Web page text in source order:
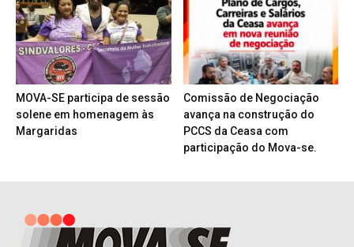
MOVA-SE participa de sessão
solene em homenagem às
Margaridas
Comissão de Negociação
avança na construção do
PCCS da Ceasa com
participação do Mova-se.